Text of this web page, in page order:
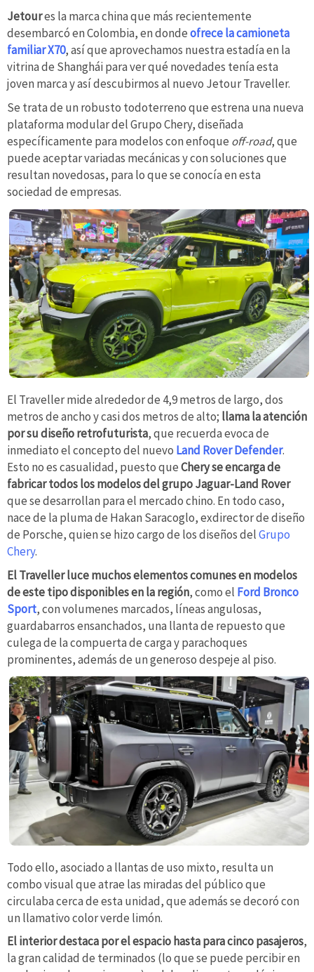
Jetoures la marca china que más recientemente
desembarcó en Colombia, en dondeofrece la camioneta
familiar X70, así que aprovechamos nuestra estadía en la
vitrina de Shanghái para ver qué novedades tenía esta
joven marca y así descubirmos al nuevo Jetour Traveller.
Se trata de un robusto todoterreno que estrena una nueva
plataforma modular del Grupo Chery, diseñada
específicamente para modelos con enfoque off-road, que
puede aceptar variadas mecánicas y con soluciones que
resultan novedosas, para lo que se conocía en esta
sociedad de empresas.
El Traveller mide alrededor de 4,9 metros de largo, dos
metros de ancho y casi dos metros de alto; llama la atención
por su diseño retrofuturista, que recuerda evoca de
inmediato el concepto del nuevo Land Rover Defender.
Esto no es casualidad, puesto queChery se encarga de
fabricar todos los modelos del grupo Jaguar-Land Rover
que se desarrollan para el mercado chino. En todo caso,
nace de la pluma de Hakan Saracoglo, exdirector de diseño
de Porsche, quien se hizo cargo de los diseños delGrupo
Chery.
El Traveller luce muchos elementos comunes en modelos
de este tipo disponibles en la región, como el Ford Bronco
Sport, con volumenes marcados, líneas angulosas,
guardabarros ensanchados, una llanta de repuesto que
culega de la compuerta de carga y parachoques
prominentes, además de un generoso despeje al piso.
Todo ello, asociado a llantas de uso mixto, resulta un
combo visual que atrae las miradas del público que
circulaba cerca de esta unidad, que además se decoró con
un llamativo color verde limón.
El interior destaca por el espacio hasta para cinco pasajeros,
la gran calidad de terminados (lo que se puede percibir en